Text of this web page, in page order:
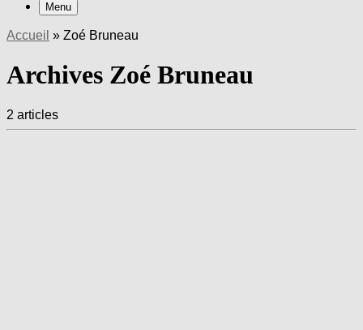
Menu
Accueil » Zoé Bruneau
Archives Zoé Bruneau
2 articles